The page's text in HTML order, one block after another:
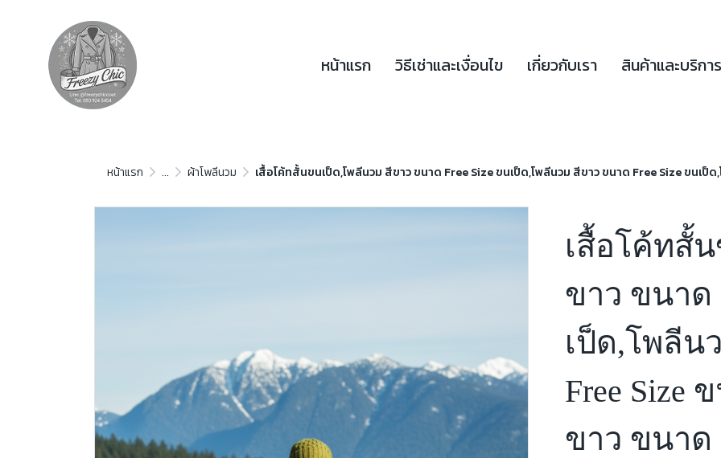
หน้าแรก วิธีเช่าและเงื่อนไข เกี่ยวกับเรา สินค้าและบริการ
หน้าแรก ... ผ้าโพลีนวม เสื้อโค้ทสั้นขนเป็ด,โพลีนวม สีขาว ขนาด Free Size ขนเป็ด,โพลีนวม สีขาว ขนาด Free Size ขนเป็
เสื้อโค้ทสั้
ขาว ขนาด
เป็ด,โพลีน
Free Size
ขาว ขนาด